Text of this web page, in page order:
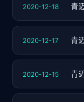
2020-12-18 青
2020-12-17 青
2020-12-15 青